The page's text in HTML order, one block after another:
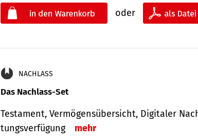
oder
NACHLASS
Das Nachlass-Set
Testament, Vermögens­übersicht, Digitaler
tungs­ver­fügung
mehr